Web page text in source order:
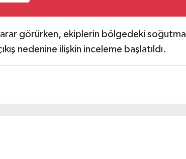
görürken, ekiplerin bölgedeki soğutma
nedenine ilişkin inceleme başlatıldı.